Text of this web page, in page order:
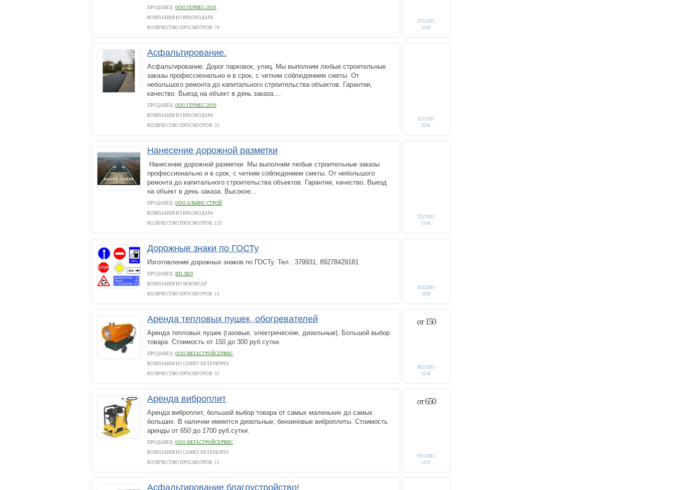
ПРОДАВЕЦ: ООО ГЕРМЕС-2010
КОМПАНИЯ ИЗ КРАСНОДАРА
КОЛИЧЕСТВО ПРОСМОТРОВ: 79
22.11.2011
13:43
Асфальтирование.
Асфальтирование. Дорог парковок, улиц. Мы выполним любые строительные
заказы профессионально и в срок, с четким соблюдением сметы. От
небольшого ремонта до капитального строительства объектов. Гарантии,
качество. Выезд на объект в день заказа....
ПРОДАВЕЦ: ООО ГЕРМЕС-2010
КОМПАНИЯ ИЗ КРАСНОДАРА
КОЛИЧЕСТВО ПРОСМОТРОВ: 25
22.11.2011
13:41
Нанесение дорожной разметки
Нанесение дорожной разметки. Мы выполним любые строительные заказы
профессионально и в срок, с четким соблюдением сметы. От небольшого
ремонта до капитального строительства объектов. Гарантии, качество. Выезд
на объект в день заказа. Высокое...
ПРОДАВЕЦ: ООО АЛЬЯНС СТРОЙ
КОМПАНИЯ ИЗ КРАСНОДАРА
КОЛИЧЕСТВО ПРОСМОТРОВ: 133
22.11.2011
11:41
Дорожные знаки по ГОСТу
Изготовление дорожных знаков по ГОСТу. Тел.: 379931, 89278429181
ПРОДАВЕЦ: ИП ЛИЛ
КОМПАНИЯ ИЗ ЧЕБОКСАР
КОЛИЧЕСТВО ПРОСМОТРОВ: 13
10.11.2011
13:03
Аренда тепловых пушек, обогревателей
Аренда тепловых пушек (газовые, электрические, дизельные). Большой выбор
товара. Стоимость от 150 до 300 руб.сутки.
ПРОДАВЕЦ: ООО МЕГАСТРОЙСЕРВИС
КОМПАНИЯ ИЗ САНКТ-ПЕТЕРБУРГА
КОЛИЧЕСТВО ПРОСМОТРОВ: 31
от 150
03.11.2011
11:41
Аренда виброплит
Аренда виброплит, большой выбор товара от самых маленьких до самых
больших. В наличии имеются дизельные, бензиновые виброплиты. Стоимость
аренды от 650 до 1700 руб.сутки.
ПРОДАВЕЦ: ООО МЕГАСТРОЙСЕРВИС
КОМПАНИЯ ИЗ САНКТ-ПЕТЕРБУРГА
КОЛИЧЕСТВО ПРОСМОТРОВ: 12
от 650
03.11.2011
11:37
Асфальтирование,благоустройство!